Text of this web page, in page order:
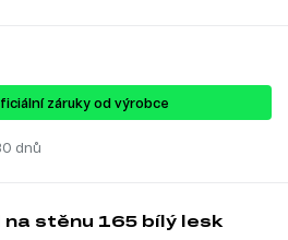
záruky od výrobce
dnů
stěnu 165 bílý lesk